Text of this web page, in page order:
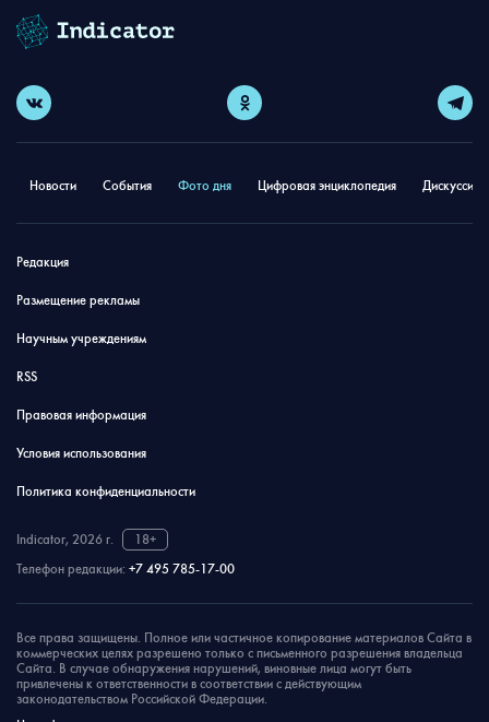
Новости События Фото дня Цифровая энциклопедия
Редакция
Размещение рекламы
Научным учреждениям
RSS
Правовая информация
Условия использования
Политика конфиденциальности
Indicator, 2026 г.
18+
Телефон редакции: +7 495 785-17-00
Все права защищены. Полное или частичное копирование материалов Сайта в
коммерческих целях разрешено только с письменного разрешения владельца
Сайта. В случае обнаружения нарушений, виновные лица могут быть
привлечены к ответственности в соответствии с действующим
законодательством Российской Федерации.